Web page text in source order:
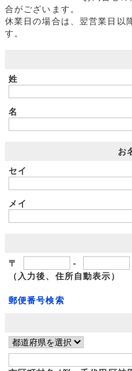
合がございます。
休業日の場合は、翌営業日以
す。
姓
名
お
セイ
メイ
〒
-
（入力後、住所自動表示）
郵便番号検索